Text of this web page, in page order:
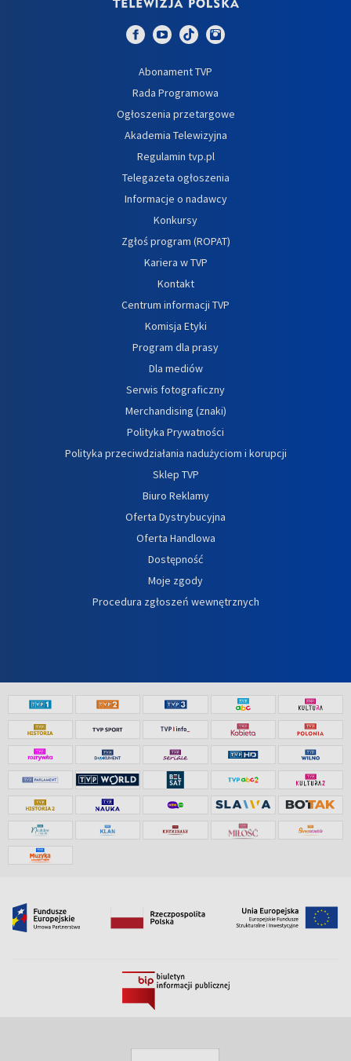
Abonament TVP
Rada Programowa
Ogłoszenia przetargowe
Akademia Telewizyjna
Regulamin tvp.pl
Telegazeta ogłoszenia
Informacje o nadawcy
Konkursy
Zgłoś program (ROPAT)
Kariera w TVP
Kontakt
Centrum informacji TVP
Komisja Etyki
Program dla prasy
Dla mediów
Serwis fotograficzny
Merchandising (znaki)
Polityka Prywatności
Polityka przeciwdziałania nadużyciom i korupcji
Sklep TVP
Biuro Reklamy
Oferta Dystrybucyjna
Oferta Handlowa
Dostępność
Moje zgody
Procedura zgłoszeń wewnętrznych